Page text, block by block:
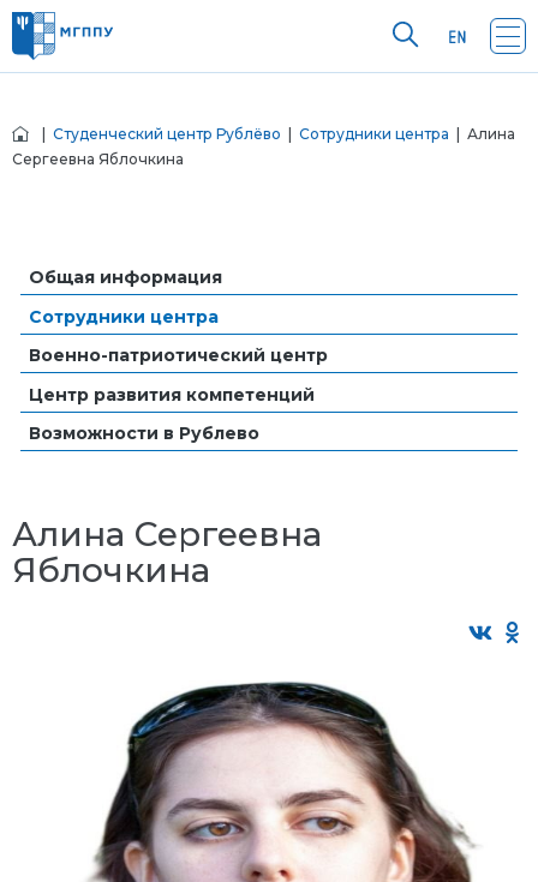
Студенческий центр Рублёво Сотрудники центра | Алина
Сергеевна Яблочкина
Общая информация
Сотрудники центра
Военно-патриотический центр
Центр развития компетенций
Возможности в Рублево
Алина Сергеевна
Яблочкина